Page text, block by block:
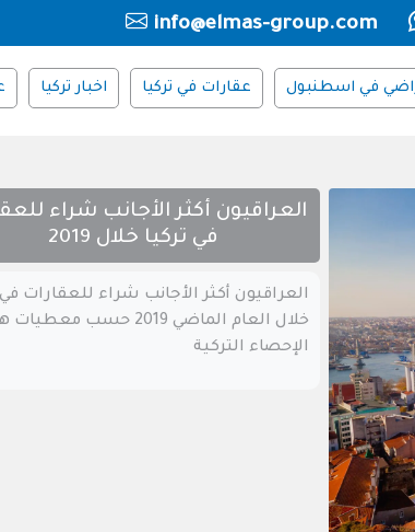
info@elmas-group.com
في اسطنبول عقارات في تركيا اخبار تركيا
العراقيون أكثر الأجانب شراء
في تركيا خلال 2019
العراقيون أكثر الأجانب شراء للعقارات في
خلال العام الماضي 2019 حسب
الإحصاء التركية